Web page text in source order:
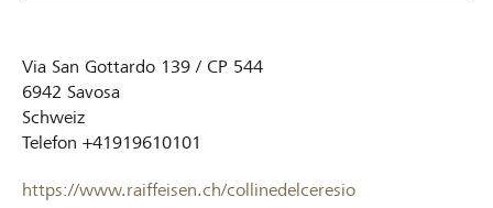
Via San Gottardo 139 / CP 544
6942 Savosa
Schweiz
Telefon +41919610101
https://www.raiffeisen.ch/collinedelceresio